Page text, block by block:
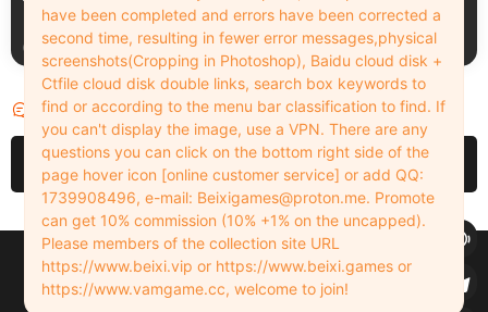
2天前 2天前
评论 0
请先登录
Copyleft © 2022-2026 beixi.vip - All Rights Freedom！
创作不易！有能力的同学可以去支持一下原创作者（我们绝对支持），当然
了，您加入这里我们也绝对欢迎！
have been completed and errors have been corrected a
second time, resulting in fewer error messages,physical
screenshots(Cropping in Photoshop), Baidu cloud disk +
Ctfile cloud disk double links, search box keywords to
find or according to the menu bar classification to find. If
you can't display the image, use a VPN. There are any
questions you can click on the bottom right side of the
page hover icon [online customer service] or add QQ:
1739908496, e-mail: Beixigames@proton.me. Promote
can get 10% commission (10% +1% on the uncapped).
Please members of the collection site URL
https://www.beixi.vip or https://www.beixi.games or
https://www.vamgame.cc, welcome to join!